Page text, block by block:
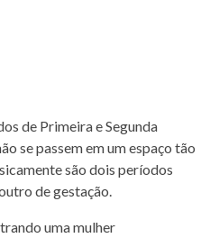
de Primeira e Segunda
se passem em um espaço tão
são dois períodos
de gestação.
uma mulher